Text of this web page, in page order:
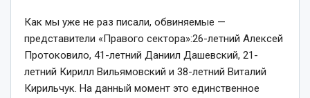
Как мы уже не раз писали, обвиняемые —
представители «Правого сектора»:26-летний Алексей
Протоковило, 41-летний Даниил Дашевский, 21-
летний Кирилл Вильямовский и 38-летний Виталий
Кирильчук. На данный момент это единственное